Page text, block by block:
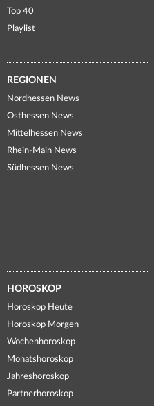
Top 40
Playlist
REGIONEN
Nordhessen News
Osthessen News
Mittelhessen News
Rhein-Main News
Südhessen News
HOROSKOP
Horoskop Heute
Horoskop Morgen
Wochenhoroskop
Monatshoroskop
Jahreshoroskop
Partnerhoroskop